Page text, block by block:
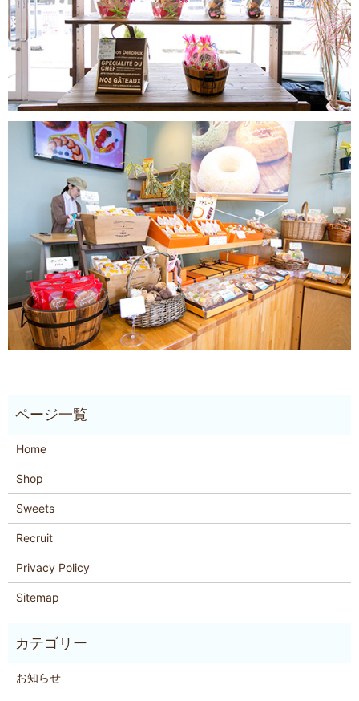
Home
Shop
Sweets
Recruit
Privacy Policy
Sitemap
お知らせ